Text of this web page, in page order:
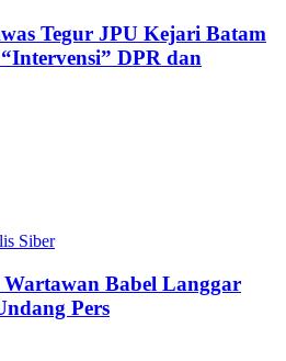
Tegur JPU Kejari Batam
DPR dan
Siber
Wartawan Babel Langgar
Pers